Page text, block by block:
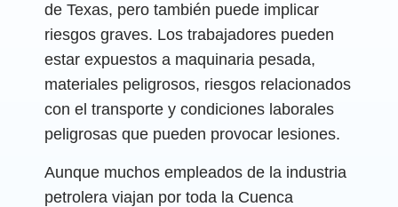
de Texas, pero también puede implicar
riesgos graves. Los trabajadores pueden
estar expuestos a maquinaria pesada,
materiales peligrosos, riesgos relacionados
con el transporte y condiciones laborales
peligrosas que pueden provocar lesiones.
Aunque muchos empleados de la industria
petrolera viajan por toda la Cuenca